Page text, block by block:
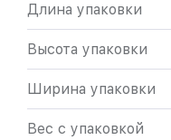
Длина упаковки
Высота упаковки
Ширина упаковки
Вес с упаковкой